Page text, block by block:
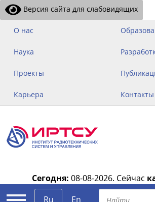
Версия сайта для слабовидящих
О нас
Наука
Проекты
Карьера Контакты
Сегодня: 08-08-2026. Сейчас
Ru
En